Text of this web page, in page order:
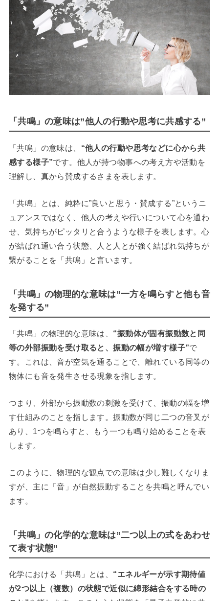
「共鳴」の意味は”他人の行動や思考に共感する”
「共鳴」の意味は、 “他人の行動や思考などに心から共
感する様子”です。他人が持つ物事への考え方や活動を
理解し、真から賛成するさまを表します。
「共鳴」とは、純粋に”良いと思う・ 賛成する”というニ
ュアンスではなく、他人の考えや行いについて心を通わ
せ、気持ちがピッタリと合うような様子を表します。心
が結ばれ通い合う状態、人と人とが強く結ばれ気持ちが
繋がることを「共鳴」と言います。
「共鳴」の物理的な意味は”一方を鳴らすと他も音
を発する”
「共鳴」の物理的な意味は、 “振動体が固有振動数と同
等の外部振動を受け取ると、振動の幅が増す様子”で
す。これは、音が空気を通ることで、離れている同等の
物体にも音を発生させる現象を指します。
つまり、外部から振動数の刺激を受けて、振動の幅を増
す仕組みのことを指します。振動数が同じ二つの音叉が
あり、1つを鳴らすと、もう一つも鳴り始めることを表
します。
このように、物理的な観点での意味は少し難しくなりま
すが、主に「音」が自然振動することを共鳴と呼んでい
ます。
「共鳴」の化学的な意味は”二つ以上の式をあわせ
て表す状態”
化学における「共鳴」とは、 “エネルギーが示す期待値
が2つ以上（複数）の状態で近似に綿形結合をする時の